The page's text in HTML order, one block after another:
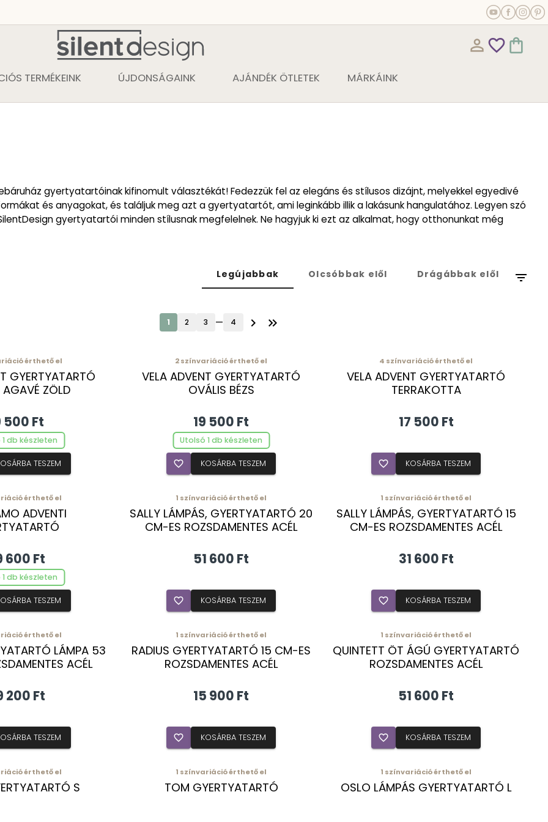
person_outline favorite_outline shopping_bag
TERMÉKEINK ÚJDONSÁGAINK AJÁNDÉK ÖTLETEK MÁRKÁINK
gyertyatartóinak kifinomult választékát! Fedezzük fel az elegáns és stílusos dizájnt, melyekkel egyedivé
és anyagokat, és találjuk meg azt a gyertyatartót, ami leginkább illik a lakásunk hangulatához. Legyen szó
gyertyatartói minden stílusnak megfelelnek. Ne hagyjuk ki ezt az alkalmat, hogy otthonunkat még
Legújabbak Olcsóbbak elől Drágábbak elől filter_list
1 2 3 — 4 chevron_right keyboard_double_arrow_right
érthető el
GYERTYATARTÓ
ZÖLD
500 Ft
db készleten
TESZEM
2színvariáció érthető el
VELA ADVENT GYERTYATARTÓ
OVÁLIS BÉZS
19 500 Ft
Utolsó 1 db készleten
favorite_border KOSÁRBA TESZEM
4 színvariáció érthető el
VELA ADVENT GYERTYATARTÓ
TERRAKOTTA
17 500 Ft
favorite_border KOSÁRBA TESZEM
érthető el
ADVENTI
600 Ft
db készleten
TESZEM
1 színvariáció érthető el
SALLY LÁMPÁS, GYERTYATARTÓ 20
CM-ES ROZSDAMENTES ACÉL
51 600 Ft
favorite_border KOSÁRBA TESZEM
1 színvariáció érthető el
SALLY LÁMPÁS, GYERTYATARTÓ 15
CM-ES ROZSDAMENTES ACÉL
31 600 Ft
favorite_border KOSÁRBA TESZEM
érthető el
LÁMPA 53
ACÉL
200 Ft
TESZEM
1 színvariáció érthető el
RADIUS GYERTYATARTÓ 15 CM-ES
ROZSDAMENTES ACÉL
15 900 Ft
favorite_border KOSÁRBA TESZEM
1 színvariáció érthető el
QUINTETT ÖT ÁGÚ GYERTYATARTÓ
ROZSDAMENTES ACÉL
51 600 Ft
favorite_border KOSÁRBA TESZEM
érthető el
S
1 színvariáció érthető el
TOM GYERTYATARTÓ
1 színvariáció érthető el
OSLO LÁMPÁS GYERTYATARTÓ L